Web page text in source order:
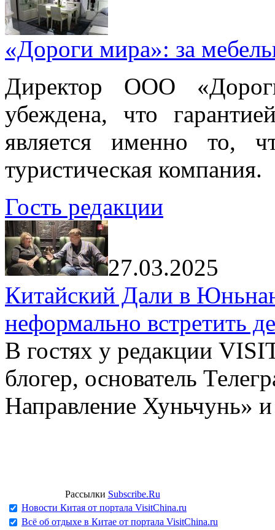
«Дороги мира»: за
Директор ООО
убеждена, что
является именно то,
туристическая компания.
Гость редакции
27.03.2025
Китайский Дали в
неформально встретить
В гостях у редакции
блогер, основатель
Направление Хуньчунь»
Рассылки Subscribe.Ru
Новости Китая от портала VisitChina.ru
Всё об отдыхе в Китае от портала VisitChina.ru